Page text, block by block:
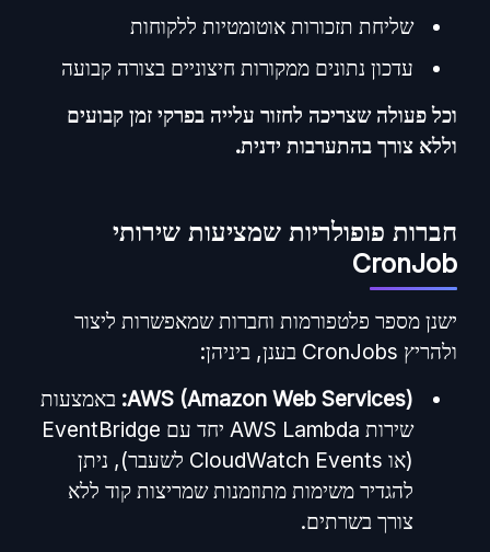
שליחת תזכורות אוטומטיות ללקוחות
עדכון נתונים ממקורות חיצוניים בצורה קבועה
וכל פעולה שצריכה לחזור עלייה בפרקי זמן קבועים
וללא צורך בהתערבות ידנית.
חברות פופולריות שמציעות שירותי
CronJob
ישנן מספר פלטפורמות וחברות שמאפשרות ליצור
ולהריץ CronJobs בענן, ביניהן:
AWS (Amazon Web Services): באמצעות
שירות AWS Lambda יחד עם EventBridge
(או CloudWatch Events לשעבר), ניתן
להגדיר משימות מתוזמנות שמריצות קוד ללא
צורך בשרתים.